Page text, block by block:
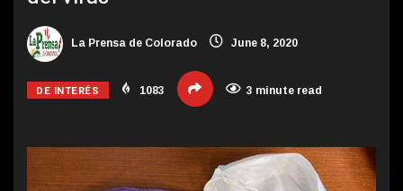
La Prensa de Colorado June 8, 2020
DE INTERÉS 1083 3 minute read